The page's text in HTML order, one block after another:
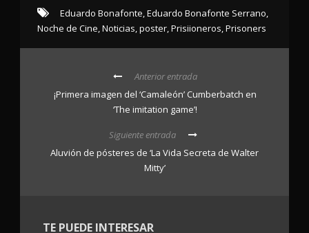
Eduardo Bonafonte,Eduardo Bonafonte Serrano,
Noche de Cine,Noticias,poster,Prisiioneros,Prisoners
Anterior entrada
¡Primera imagen del ‘Camaleón’ Cumberbatch en
‘The imitation game’!
Siguiente entrada
Aluvión de pósteres de ‘La Vida Secreta de Walter
Mitty’
TE PUEDE INTERESAR